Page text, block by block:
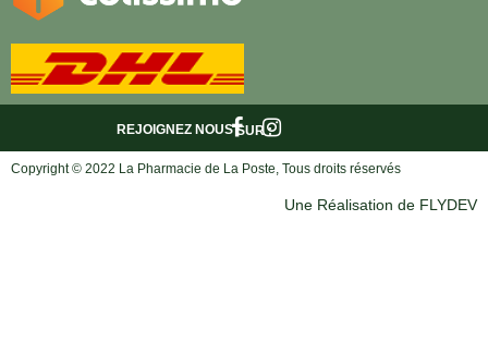
SUR :
REJOIGNEZ NOUS
Copyright © 2022 La Pharmacie de La Poste, Tous droits réservés
Une Réalisation de FLYDEV